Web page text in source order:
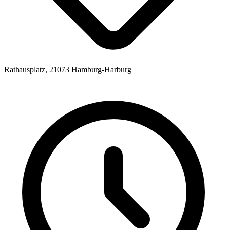
Rathausplatz, 21073 Hamburg-Harburg